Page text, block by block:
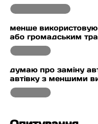
менше
або громадським
думаю про заміну
автівку з меншими